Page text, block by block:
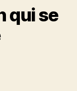
point
qui se